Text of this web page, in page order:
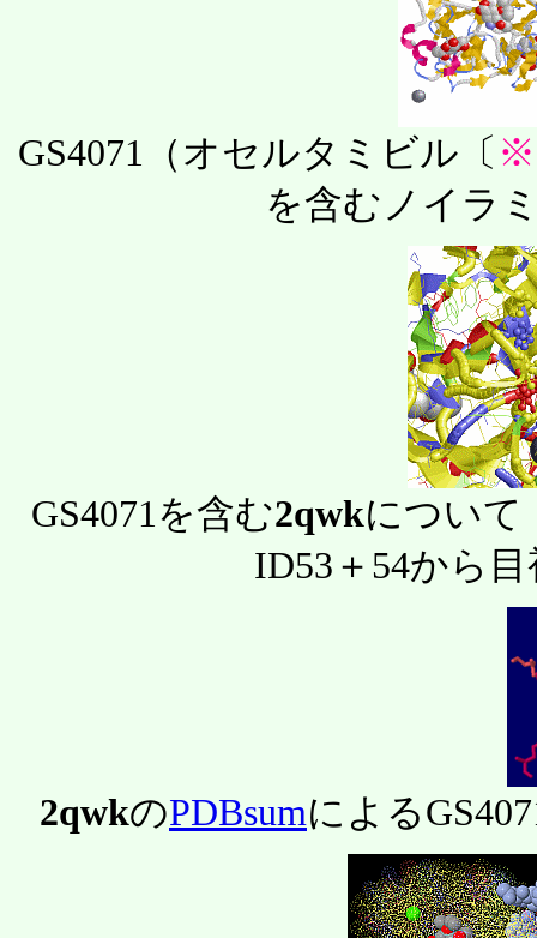
GS4071（オセルタミビル〔 ※
を含むノイラ
GS4071を含む2qwkについて
ID53＋54から
2qwkのPDBsumによる